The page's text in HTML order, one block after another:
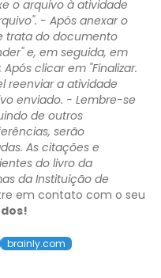
o arquivo à atividade
- Após anexar o
trata do documento
e, em seguida, em
Após clicar em "Finalizar.
reenviar a atividade
enviado. - Lembre-se
de outros
serão
As citações e
do livro da
da Instituição de
em contato com o seu
brainly.com